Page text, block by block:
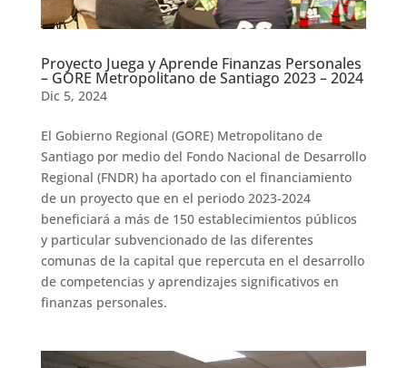
Proyecto Juega y Aprende Finanzas Personales
– GORE Metropolitano de Santiago 2023 – 2024
Dic 5, 2024
El Gobierno Regional (GORE) Metropolitano de
Santiago por medio del Fondo Nacional de Desarrollo
Regional (FNDR) ha aportado con el financiamiento
de un proyecto que en el periodo 2023-2024
beneficiará a más de 150 establecimientos públicos
y particular subvencionado de las diferentes
comunas de la capital que repercuta en el desarrollo
de competencias y aprendizajes significativos en
finanzas personales.